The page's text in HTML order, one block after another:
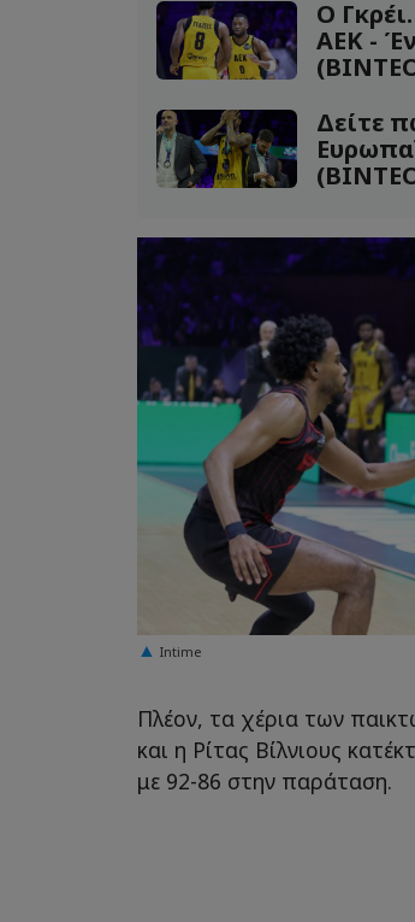
Ο
ΑΕΚ -
Δείτε
Intime
Πλέον, τα χέρια των
και η Ρίτας Βίλνιους
με 92-86 στην παράταση.